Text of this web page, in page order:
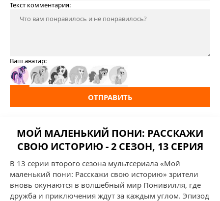
Текст комментария:
Ваш аватар:
ОТПРАВИТЬ
МОЙ МАЛЕНЬКИЙ ПОНИ: РАССКАЖИ
СВОЮ ИСТОРИЮ - 2 СЕЗОН, 13 СЕРИЯ
В 13 серии второго сезона мультсериала «Мой
маленький пони: Расскажи свою историю» зрители
вновь окунаются в волшебный мир Понивилля, где
дружба и приключения ждут за каждым углом. Эпизод